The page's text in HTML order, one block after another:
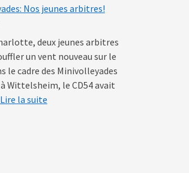
Nos jeunes arbitres!
deux jeunes arbitres
un vent nouveau sur le
le cadre des Minivolleyades
Wittelsheim, le CD54 avait
Lire la suite: MiniVolleyades: Nos jeunes